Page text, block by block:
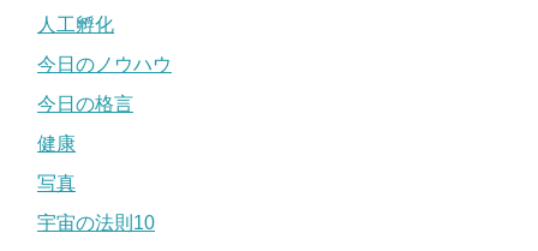
人工孵化
今日のノウハウ
今日の格言
健康
写真
宇宙の法則10